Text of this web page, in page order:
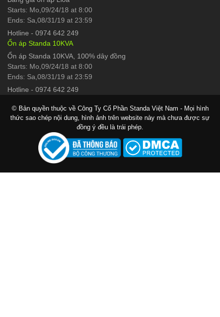
Starts: Mo,09/24/18 at 8:00
Ends: Sa,08/31/19 at 23:59
Hotline - 0974 642 249
Ổn áp Standa 10KVA
Ổn áp Standa 10KVA, 100% dây đồng
Starts: Mo,09/24/18 at 8:00
Ends: Sa,08/31/19 at 23:59
Hotline - 0974 642 249
© Bản quyền thuộc về Công Ty Cổ Phần Standa Việt Nam - Mọi hình
thức sao chép nội dung, hình ảnh trên website này mà chưa được sự
đồng ý đều là trái phép.